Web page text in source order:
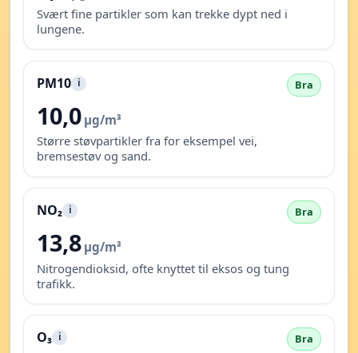
Svært fine partikler som kan trekke dypt ned i
lungene.
PM10 i Bra
10,0 µg/m³
Større støvpartikler fra for eksempel vei,
bremsestøv og sand.
NO₂ i Bra
13,8 µg/m³
Nitrogendioksid, ofte knyttet til eksos og tung
trafikk.
O₃ i Bra